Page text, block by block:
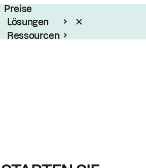
Preise
Lösungen
Ressourcen